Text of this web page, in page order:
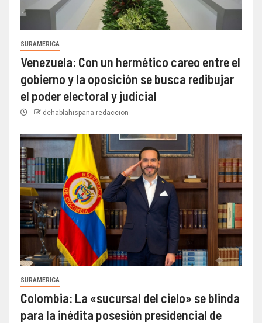
SURAMERICA
Venezuela: Con un hermético careo entre el
gobierno y la oposición se busca redibujar
el poder electoral y judicial
dehablahispana redaccion
SURAMERICA
Colombia: La «sucursal del cielo» se blinda
para la inédita posesión presidencial de